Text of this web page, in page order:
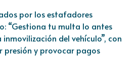
por los estafadores
“Gestiona tu multa lo antes
del vehículo”, con
presión y provocar pagos